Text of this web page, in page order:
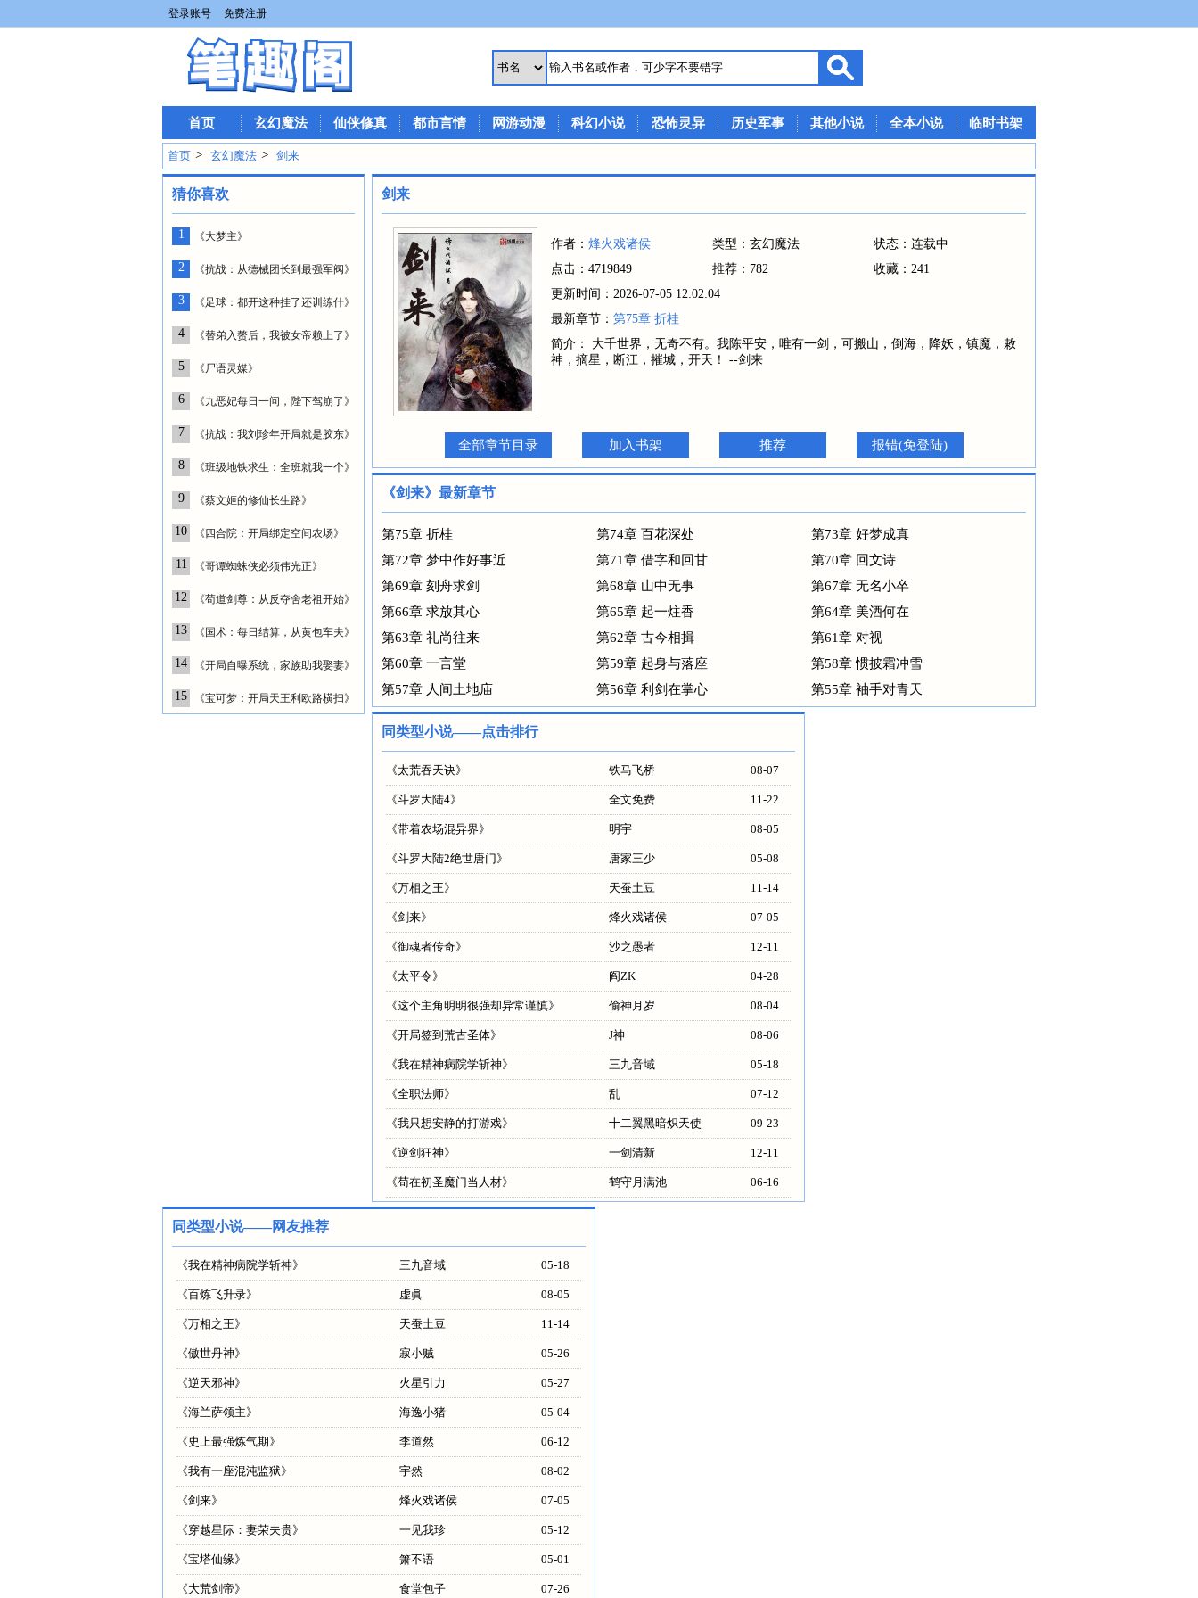
登录账号 免费注册
首页 玄幻魔法 仙侠修真 都市言情 网游动漫 科幻小说 恐怖灵异 历史军事 其他小说 全本小说 临时书架
首页 > 玄幻魔法 > 剑来
猜你喜欢
1 《大梦主》
2 《抗战：从德械团长到最强军阀》
3 《足球：都开这种挂了还训练什》
4 《替弟入赘后，我被女帝赖上了》
5 《尸语灵媒》
6 《九恶妃每日一问，陛下驾崩了》
7 《抗战：我刘珍年开局就是胶东》
8 《班级地铁求生：全班就我一个》
9 《蔡文姬的修仙长生路》
10 《四合院：开局绑定空间农场》
11 《哥谭蜘蛛侠必须伟光正》
12 《苟道剑尊：从反夺舍老祖开始》
13 《国术：每日结算，从黄包车夫》
14 《开局自曝系统，家族助我娶妻》
15 《宝可梦：开局天王利欧路横扫》
剑来
作者： 烽火戏诸侯 类型：玄幻魔法
状态：连载中
点击：4719849
推荐：782
收藏：241
更新时间：2026-07-05 12:02:04
最新章节： 第75章 折桂
简介： 大千世界，无奇不有。我陈平安，唯有一剑，可搬山，倒海，降妖，镇魔，敕
神，摘星，断江，摧城，开天！ --剑来
全部章节目录 加入书架 推荐 报错(免登陆)
《剑来》最新章节
第75章 折桂 第74章 百花深处
第73章 好梦成真
第72章 梦中作好事近
第71章 借字和回甘
第70章 回文诗
第69章 刻舟求剑
第68章 山中无事
第67章 无名小卒
第66章 求放其心
第65章 起一炷香
第64章 美酒何在
第63章 礼尚往来
第62章 古今相揖
第61章 对视
第60章 一言堂
第59章 起身与落座
第58章 惯披霜冲雪
第57章 人间土地庙
第56章 利剑在掌心 第55章 袖手对青天
同类型小说——点击排行
《太荒吞天诀》 铁马飞桥 08-07
《斗罗大陆4》 全文免费 11-22
《带着农场混异界》 明宇 08-05
《斗罗大陆2绝世唐门》 唐家三少 05-08
《万相之王》 天蚕土豆 11-14
《剑来》 烽火戏诸侯 07-05
《御魂者传奇》 沙之愚者 12-11
《太平令》 阎ZK 04-28
《这个主角明明很强却异常谨慎》 偷神月岁 08-04
《开局签到荒古圣体》 J神 08-06
《我在精神病院学斩神》 三九音域 05-18
《全职法师》 乱 07-12
《我只想安静的打游戏》 十二翼黑暗炽天使 09-23
《逆剑狂神》 一剑清新 12-11
《苟在初圣魔门当人材》 鹤守月满池 06-16
同类型小说——网友推荐
《我在精神病院学斩神》 三九音域 05-18
《百炼飞升录》 虚眞 08-05
《万相之王》 天蚕土豆 11-14
《傲世丹神》 寂小贼 05-26
《逆天邪神》 火星引力 05-27
《海兰萨领主》 海逸小猪 05-04
《史上最强炼气期》 李道然 06-12
《我有一座混沌监狱》 宇然 08-02
《剑来》 烽火戏诸侯 07-05
《穿越星际：妻荣夫贵》 一见我珍 05-12
《宝塔仙缘》 箫不语 05-01
《大荒剑帝》 食堂包子 07-26